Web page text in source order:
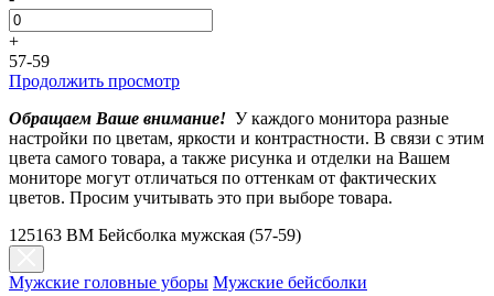
+
57-59
Продолжить просмотр
Обращаем Ваше внимание! У каждого монитора разные
настройки по цветам, яркости и контрастности. В связи с этим
цвета самого товара, а также рисунка и отделки на Вашем
мониторе могут отличаться по оттенкам от фактических
цветов. Просим учитывать это при выборе товара.
125163 BM Бейсболка мужская (57-59)
Мужские головные уборы Мужские бейсболки